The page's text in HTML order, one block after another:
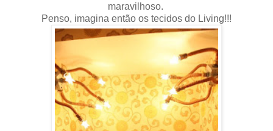
maravilhoso.
Penso, imagina então os tecidos do Living!!!